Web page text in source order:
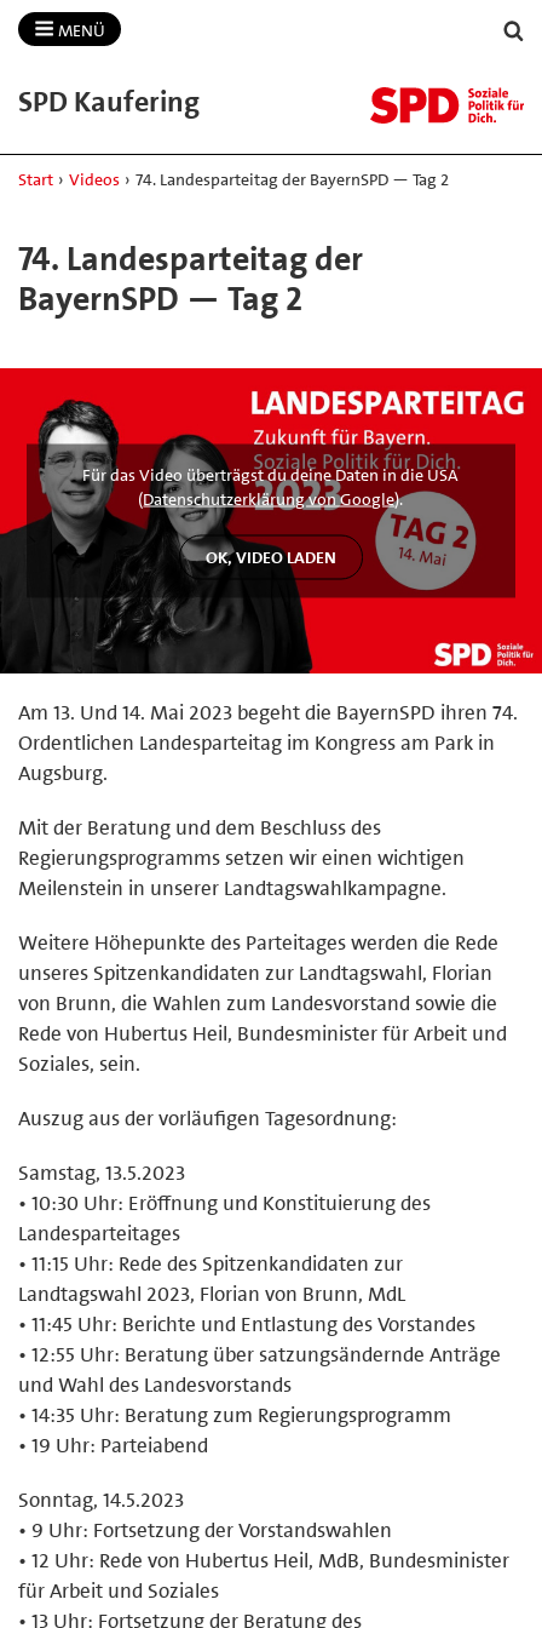
MENÜ
SPD Kaufering
Start › Videos › 74. Landesparteitag der BayernSPD — Tag 2
74. Landesparteitag der
BayernSPD — Tag 2
Für das Video überträgst du deine Daten in die USA
(Datenschutzerklärung von Google).
Am 13. Und 14. Mai 2023 begeht die BayernSPD ihren 74.
Ordentlichen Landesparteitag im Kongress am Park in
Augsburg.
Mit der Beratung und dem Beschluss des
Regierungsprogramms setzen wir einen wichtigen
Meilenstein in unserer Landtagswahlkampagne.
Weitere Höhepunkte des Parteitages werden die Rede
unseres Spitzenkandidaten zur Landtagswahl, Florian
von Brunn, die Wahlen zum Landesvorstand sowie die
Rede von Hubertus Heil, Bundesminister für Arbeit und
Soziales, sein.
Auszug aus der vorläufigen Tagesordnung:
Samstag, 13.5.2023
• 10:30 Uhr: Eröffnung und Konstituierung des
Landesparteitages
• 11:15 Uhr: Rede des Spitzenkandidaten zur
Landtagswahl 2023, Florian von Brunn, MdL
• 11:45 Uhr: Berichte und Entlastung des Vorstandes
• 12:55 Uhr: Beratung über satzungsändernde Anträge
und Wahl des Landesvorstands
• 14:35 Uhr: Beratung zum Regierungsprogramm
• 19 Uhr: Parteiabend
Sonntag, 14.5.2023
• 9 Uhr: Fortsetzung der Vorstandswahlen
• 12 Uhr: Rede von Hubertus Heil, MdB, Bundesminister
für Arbeit und Soziales
• 13 Uhr: Fortsetzung der Beratung des